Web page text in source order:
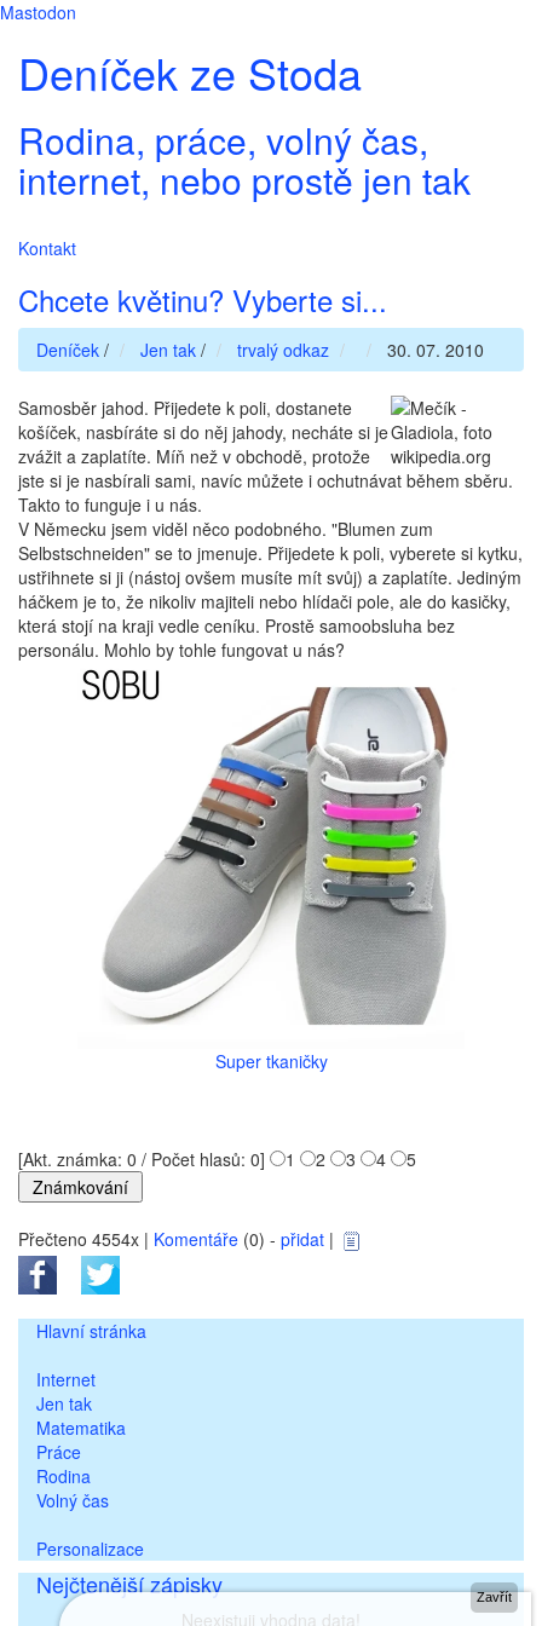
Mastodon
Deníček ze Stoda
Rodina, práce, volný čas,
internet, nebo prostě jen tak
Kontakt
Chcete květinu? Vyberte si...
Deníček / Jen tak / trvalý odkaz 30. 07. 2010
Samosběr jahod. Přijedete k poli, dostanete
košíček, nasbíráte si do něj jahody, necháte si je
zvážit a zaplatíte. Míň než v obchodě, protože
jste si je nasbírali sami, navíc můžete i ochutnávat během sběru.
Takto to funguje i u nás.
V Německu jsem viděl něco podobného. "Blumen zum
Selbstschneiden" se to jmenuje. Přijedete k poli, vyberete si kytku,
ustřihnete si ji (nástoj ovšem musíte mít svůj) a zaplatíte. Jediným
háčkem je to, že nikoliv majiteli nebo hlídači pole, ale do kasičky,
která stojí na kraji vedle ceníku. Prostě samoobsluha bez
personálu. Mohlo by tohle fungovat u nás?
Super tkaničky
[Akt. známka: 0 / Počet hlasů: 0] 1 2 3 4 5
Přečteno 4554x | Komentáře (0) - přidat |
Hlavní stránka
Internet
Jen tak
Matematika
Práce
Rodina
Volný čas
Personalizace
Nejčtenější zápisky
Neexistuji vhodna data!
Zavřít